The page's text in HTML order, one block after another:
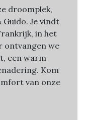
droomplek,
Je vindt
in het
ontvangen we
een warm
Kom
van onze